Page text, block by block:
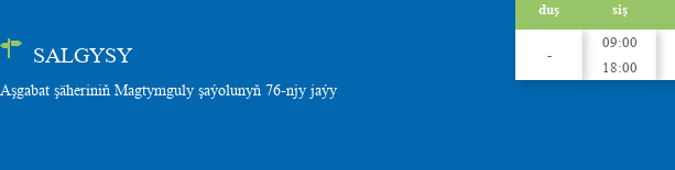
SALGYSY
Aşgabat şäheriniň Magtymguly şaýolunyň 76-njy jaýy
duş siş
-
09:00
18:00